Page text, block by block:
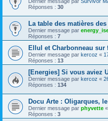
Réponses : 30
La table des matières
Dernier message par
Réponses : 7
Ellul et Charbonneau sur
Dernier message par kercoz «
Réponses : 13
[Energies] Si vous aviez
Dernier message par kercoz «
Réponses : 134
Docu Arte : Oligarques,
Dernier message par phyvette «
Réponses : 3